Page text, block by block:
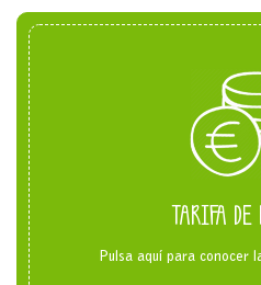
TARIFA DE
Pulsa aquí para conocer